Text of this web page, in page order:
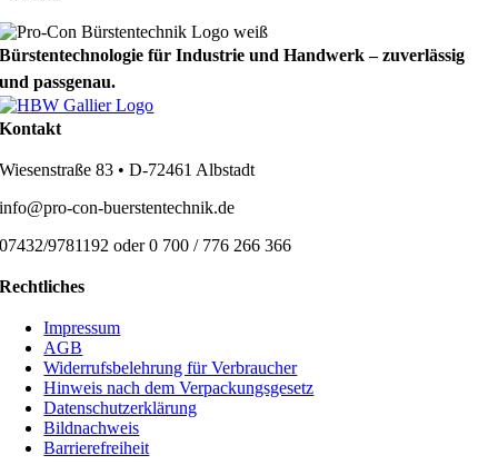
Bürstentechnologie für Industrie und Handwerk – zuverlässig
und passgenau.
Kontakt
Wiesenstraße 83 • D-72461 Albstadt
info@pro-con-buerstentechnik.de
07432/9781192 oder 0 700 / 776 266 366
Rechtliches
Impressum
AGB
Widerrufsbelehrung für Verbraucher
Hinweis nach dem Verpackungsgesetz
Datenschutzerklärung
Bildnachweis
Barrierefreiheit